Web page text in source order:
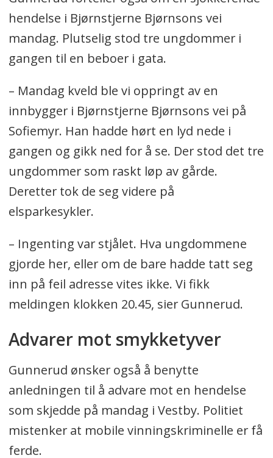
hendelse i Bjørnstjerne Bjørnsons vei
mandag. Plutselig stod tre ungdommer i
gangen til en beboer i gata.
– Mandag kveld ble vi oppringt av en
innbygger i Bjørnstjerne Bjørnsons vei på
Sofiemyr. Han hadde hørt en lyd nede i
gangen og gikk ned for å se. Der stod det tre
ungdommer som raskt løp av gårde.
Deretter tok de seg videre på
elsparkesykler.
– Ingenting var stjålet. Hva ungdommene
gjorde her, eller om de bare hadde tatt seg
inn på feil adresse vites ikke. Vi fikk
meldingen klokken 20.45, sier Gunnerud.
Advarer mot smykketyver
Gunnerud ønsker også å benytte
anledningen til å advare mot en hendelse
som skjedde på mandag i Vestby. Politiet
mistenker at mobile vinningskriminelle er få
ferde.